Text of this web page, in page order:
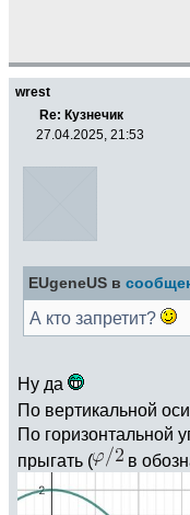
wrest
Re: Кузнечик
27.04.2025, 21:53
EUgeneUS в
А кто запретит?
Ну да
По вертикальной оси
По горизонтальной
прыгать (
в